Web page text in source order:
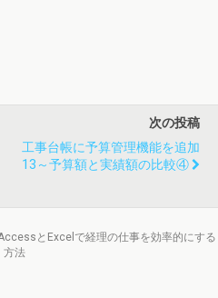
次の投稿
工事台帳に予算管理機能を追加
13～予算額と実績額の比較④
とExcelで経理の仕事を効率的にする
方法